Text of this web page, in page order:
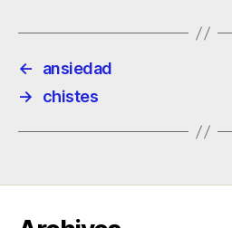
←
ansiedad
→
chistes